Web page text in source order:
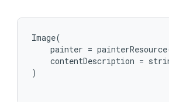
Image(
painter = painterResource
contentDescription =
)